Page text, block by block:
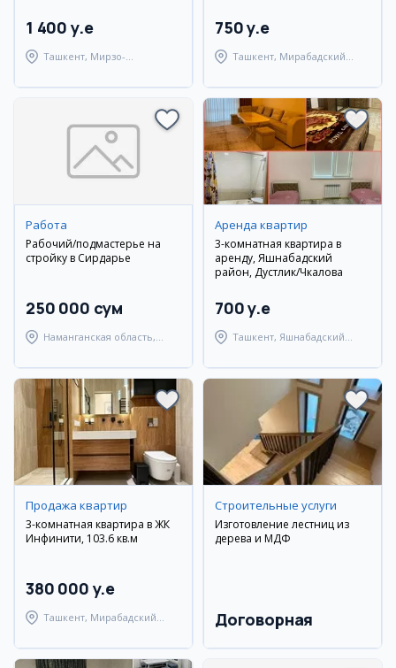
1 400 y.e
Ташкент, Мирзо-
750 y.e
Ташкент, Мирабадский
Работа
Рабочий/подмастерье на
стройку в Сирдарье
250 000 сум
Наманганская область,
Аренда квартир
3-комнатная квартира в
аренду, Яшнабадский
район, Дустлик/Чкалова
700 y.e
Ташкент, Яшнабадский
Продажа квартир
3-комнатная квартира в ЖК
Инфинити, 103.6 кв.м
380 000 y.e
Ташкент, Мирабадский
Строительные услуги
Изготовление лестниц из
дерева и МДФ
Договорная